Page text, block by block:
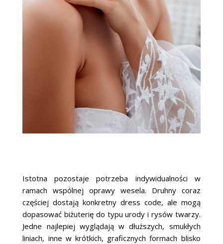
Istotna pozostaje potrzeba indywidualności w
ramach wspólnej oprawy wesela. Druhny coraz
częściej dostają konkretny dress code, ale mogą
dopasować biżuterię do typu urody i rysów twarzy.
Jedne najlepiej wyglądają w dłuższych, smukłych
liniach, inne w krótkich, graficznych formach blisko